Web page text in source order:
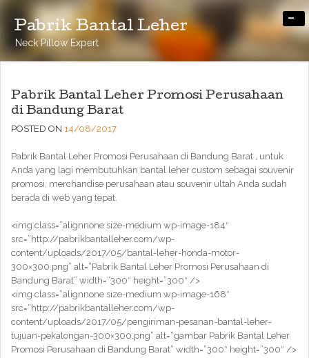
Pabrik Bantal Leher
Neck Pillow Expert
-
Pabrik Bantal Leher Promosi Perusahaan
di Bandung Barat
POSTED ON 14/08/2017
Pabrik Bantal Leher Promosi Perusahaan di Bandung Barat , untuk
Anda yang lagi membutuhkan bantal leher custom sebagai souvenir
promosi, merchandise perusahaan atau souvenir ultah Anda sudah
berada di web yang tepat.
<img class=”alignnone size-medium wp-image-184″
src=”http://pabrikbantalleher.com/wp-
content/uploads/2017/05/bantal-leher-honda-motor-
300×300.png” alt=”Pabrik Bantal Leher Promosi Perusahaan di
Bandung Barat” width=”300″ height=”300″ />
<img class=”alignnone size-medium wp-image-168″
src=”http://pabrikbantalleher.com/wp-
content/uploads/2017/05/pengiriman-pesanan-bantal-leher-
tujuan-pekalongan-300×300.png” alt=”gambar Pabrik Bantal Leher
Promosi Perusahaan di Bandung Barat” width=”300″ height=”300″ />